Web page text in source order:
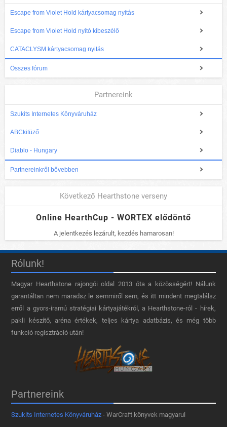
Escape from Violet Hold kártyacsomag nyitás
Escape from Violet Hold nyitó kibeszélő
CATACLYSM kártyacsomag nyitás
Összes fórum
Partnereink
Szukits Internetes Könyváruház
ABCkitüző
Diablo - Hungary
Partnereinkről bővebben
Következő Hearthstone verseny
Online HearthCup - WORTEX elődöntő
A jelentkezés lezárult, kezdés hamarosan!
Rólunk!
Magyar Hearthstone​ rajongói oldal 2013 óta a közösségért! Nálunk
garantáltan nem maradsz le semmiről sem, és itt mindent megtalálsz
erről a gyors-iramú stratégiai kártyajátékról, a Hearthstone-ról - hírek,
pakli készítő, aréna értékek, teljes kártya adatbázis, és még több
funkció regisztráció után!
Partnereink
Szukits Internetes Könyváruház - WarCraft könyvek magyarul